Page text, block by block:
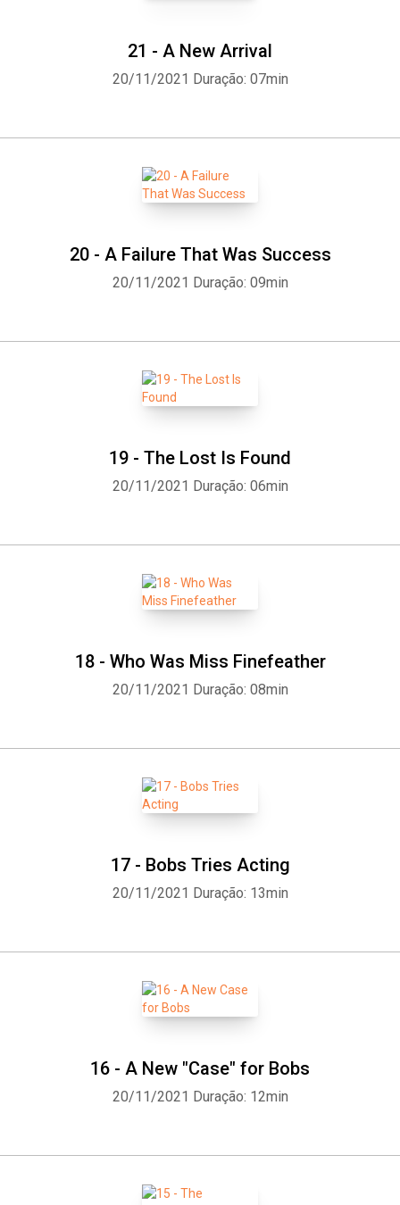
21 - A New Arrival
20/11/2021 Duração: 07min
20 - A Failure That Was Success
20/11/2021 Duração: 09min
19 - The Lost Is Found
20/11/2021 Duração: 06min
18 - Who Was Miss Finefeather
20/11/2021 Duração: 08min
17 - Bobs Tries Acting
20/11/2021 Duração: 13min
16 - A New "Case" for Bobs
20/11/2021 Duração: 12min
Whatsapp Facebook Twitter E-mail